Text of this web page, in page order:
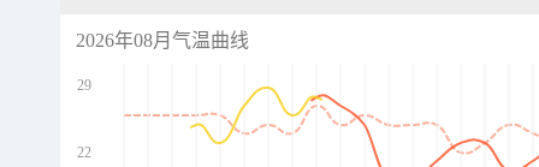
2026年08月气温曲线
29
22